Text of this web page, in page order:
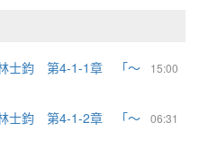
15:00
林士鈞 第4-1-1章 「～
06:31
林士鈞 第4-1-2章 「～